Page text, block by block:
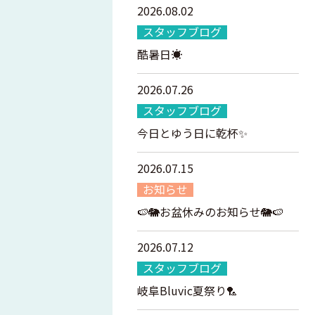
2026.08.02
スタッフブログ
酷暑日☀️
2026.07.26
スタッフブログ
今日とゆう日に乾杯✨
2026.07.15
お知らせ
🍉🐘お盆休みのお知らせ🐘🍉
2026.07.12
スタッフブログ
岐阜Bluvic夏祭り🏸